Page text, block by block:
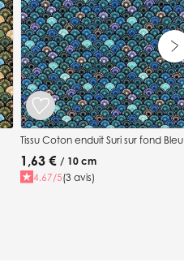
Tissu Coton enduit Suri sur fond Bleu
1,63 € / 10 cm
4.67/5(3 avis)